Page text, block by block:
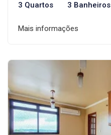
3 Quartos 3 Banheiros
Mais informações